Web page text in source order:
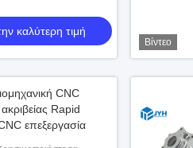
καλύτερη τιμή
Βίντεο
CNC
Rapid
επεξεργασία